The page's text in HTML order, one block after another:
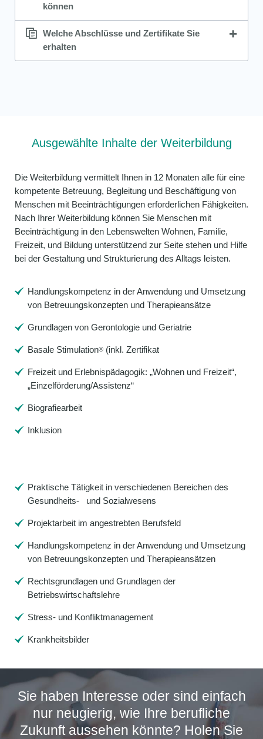
können
Welche Abschlüsse und Zertifikate Sie
erhalten
Ausgewählte Inhalte der Weiterbildung
Die Weiterbildung vermittelt Ihnen in 12 Monaten alle für eine
kompetente Betreuung, Begleitung und Beschäftigung von
Menschen mit Beeinträchtigungen erforderlichen Fähigkeiten.
Nach Ihrer Weiterbildung können Sie Menschen mit
Beeinträchtigung in den Lebenswelten Wohnen, Familie,
Freizeit, und Bildung unterstützend zur Seite stehen und Hilfe
bei der Gestaltung und Strukturierung des Alltags leisten.
Handlungskompetenz in der Anwendung und Umsetzung
von Betreuungskonzepten und Therapieansätze
Grundlagen von Gerontologie und Geriatrie
Basale Stimulation® (inkl. Zertifikat
Freizeit und Erlebnispädagogik: „Wohnen und Freizeit“,
„Einzelförderung/Assistenz“
Biografiearbeit
Inklusion
Praktische Tätigkeit in verschiedenen Bereichen des
Gesundheits- und Sozialwesens
Projektarbeit im angestrebten Berufsfeld
Handlungskompetenz in der Anwendung und Umsetzung
von Betreuungskonzepten und Therapieansätzen
Rechtsgrundlagen und Grundlagen der
Betriebswirtschaftslehre
Stress- und Konfliktmanagement
Krankheitsbilder
Sie haben Interesse oder sind einfach
nur neugierig, wie Ihre berufliche
Zukunft aussehen könnte? Holen Sie